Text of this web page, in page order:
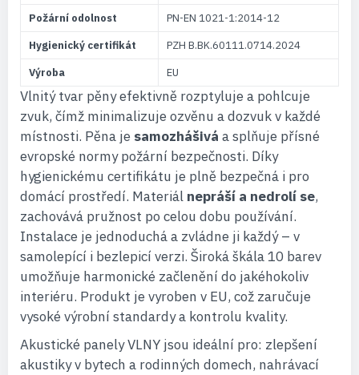
Požární odolnost
PN-EN 1021-1:2014-12
Hygienický certifikát
PZH B.BK.60111.0714.2024
Výroba
EU
Vlnitý tvar pěny efektivně rozptyluje a pohlcuje
zvuk, čímž minimalizuje ozvěnu a dozvuk v každé
místnosti. Pěna je samozhášivá a splňuje přísné
evropské normy požární bezpečnosti. Díky
hygienickému certifikátu je plně bezpečná i pro
domácí prostředí. Materiál nepráší a nedrolí se,
zachovává pružnost po celou dobu používání.
Instalace je jednoduchá a zvládne ji každý – v
samolepící i bezlepicí verzi. Široká škála 10 barev
umožňuje harmonické začlenění do jakéhokoliv
interiéru. Produkt je vyroben v EU, což zaručuje
vysoké výrobní standardy a kontrolu kvality.
Akustické panely VLNY jsou ideální pro: zlepšení
akustiky v bytech a rodinných domech, nahrávací